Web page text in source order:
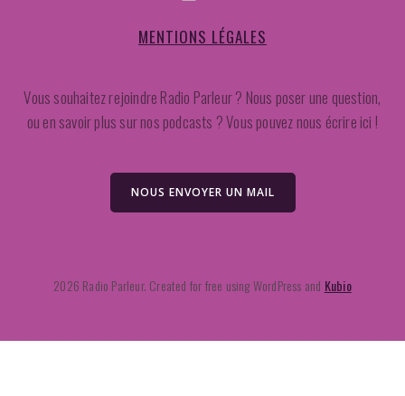
MENTIONS LÉGALES
Vous souhaitez rejoindre Radio Parleur ? Nous poser une question,
ou en savoir plus sur nos podcasts ? Vous pouvez nous écrire ici !
NOUS ENVOYER UN MAIL
2026 Radio Parleur. Created for free using WordPress and Kubio